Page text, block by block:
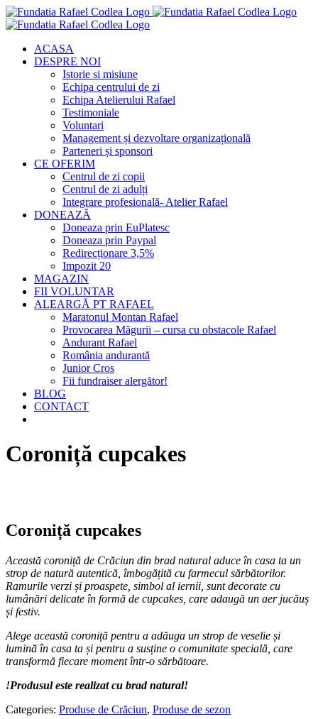
Skip
to
ACASA
DESPRE NOI
Istorie si misiune
Echipa centrului de zi
Echipa Atelierului Rafael
Testimoniale
Voluntari
Management și dezvoltare organizațională
Parteneri și sponsori
CE OFERIM
Centrul de zi copii
Centrul de zi adulți
Integrare profesională- Atelier Rafael
DONEAZĂ
Doneaza prin EuPlatesc
Doneaza prin Paypal
Redirecționare 3,5%
Impozit 20
MAGAZIN
FII VOLUNTAR
ALEARGĂ PT RAFAEL
Maratonul Montan Rafael
Provocarea Măgurii – cursa cu obstacole Rafael
Andurant Rafael
România andurantă
Junior Cros
Fii fundraiser alergător!
BLOG
CONTACT
Coroniță cupcakes
Coroniță cupcakes
Această coroniță de Crăciun din brad natural aduce în casa ta un
strop de natură autentică, îmbogățită cu farmecul sărbătorilor.
Ramurile verzi și proaspete, simbol al iernii, sunt decorate cu
lumânări delicate în formă de cupcakes, care adaugă un aer jucăuș
și festiv.
Alege această coroniță pentru a adăuga un strop de veselie și
lumină în casa ta și pentru a susține o comunitate specială, care
transformă fiecare moment într-o sărbătoare.
!Produsul este realizat cu brad natural!
Categories: Produse de Crăciun, Produse de sezon